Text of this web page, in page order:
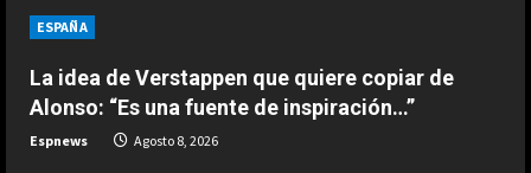
4
Noruega pide la dimisión de
Infantino
Agosto 7, 2026
ESPAÑA
La idea de Verstappen que quiere copiar de
Alonso: “Es una fuente de inspiración…”
Espnews Agosto 8, 2026